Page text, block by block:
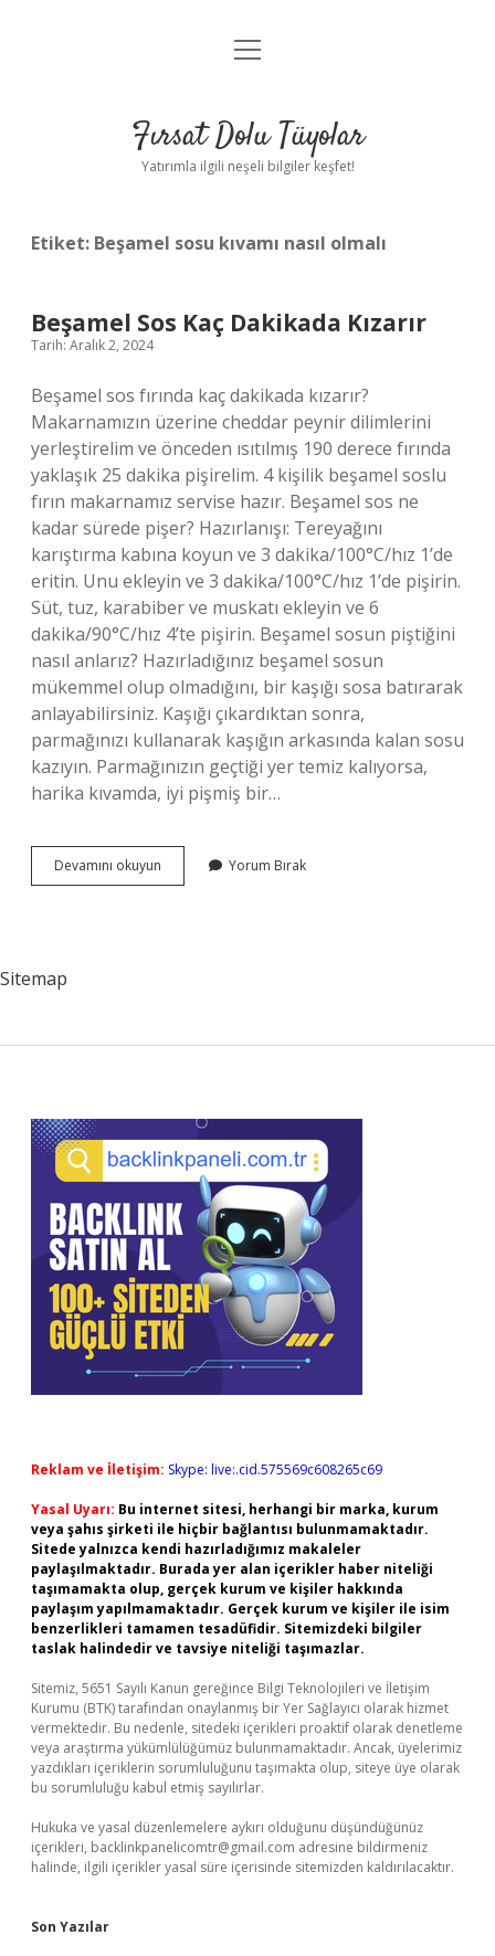
Gizlilik Politikası
Yasal Uyarı
menüyü
Fırsat Dolu Tüyolar
Yatırımla ilgili neşeli bilgiler keşfet!
Etiket: Beşamel sosu kıvamı nasıl olmalı
Beşamel Sos Kaç Dakikada Kızarır
Tarih: Aralık 2, 2024
Beşamel sos fırında kaç dakikada kızarır?
Makarnamızın üzerine cheddar peynir dilimlerini
yerleştirelim ve önceden ısıtılmış 190 derece fırında
yaklaşık 25 dakika pişirelim. 4 kişilik beşamel soslu
fırın makarnamız servise hazır. Beşamel sos ne
kadar sürede pişer? Hazırlanışı: Tereyağını
karıştırma kabına koyun ve 3 dakika/100°C/hız 1’de
eritin. Unu ekleyin ve 3 dakika/100°C/hız 1’de pişirin.
Süt, tuz, karabiber ve muskatı ekleyin ve 6
dakika/90°C/hız 4’te pişirin. Beşamel sosun piştiğini
nasıl anlarız? Hazırladığınız beşamel sosun
mükemmel olup olmadığını, bir kaşığı sosa batırarak
anlayabilirsiniz. Kaşığı çıkardıktan sonra,
parmağınızı kullanarak kaşığın arkasında kalan sosu
kazıyın. Parmağınızın geçtiği yer temiz kalıyorsa,
harika kıvamda, iyi pişmiş bir…
Devamını okuyun Beşamel
Sos
Yorum Bırak
Sitemap
Sidebar
Reklam ve İletişim: Skype: live:.cid.575569c608265c69
Yasal Uyarı: Bu internet sitesi, herhangi bir marka, kurum
veya şahıs şirketi ile hiçbir bağlantısı bulunmamaktadır.
Sitede yalnızca kendi hazırladığımız makaleler
paylaşılmaktadır. Burada yer alan içerikler haber niteliği
taşımamakta olup, gerçek kurum ve kişiler hakkında
paylaşım yapılmamaktadır. Gerçek kurum ve kişiler ile isim
benzerlikleri tamamen tesadüfidir. Sitemizdeki bilgiler
taslak halindedir ve tavsiye niteliği taşımazlar.
Sitemiz, 5651 Sayılı Kanun gereğince Bilgi Teknolojileri ve İletişim
Kurumu (BTK) tarafından onaylanmış bir Yer Sağlayıcı olarak hizmet
vermektedir. Bu nedenle, sitedeki içerikleri proaktif olarak denetleme
veya araştırma yükümlülüğümüz bulunmamaktadır. Ancak, üyelerimiz
yazdıkları içeriklerin sorumluluğunu taşımakta olup, siteye üye olarak
bu sorumluluğu kabul etmiş sayılırlar.
Hukuka ve yasal düzenlemelere aykırı olduğunu düşündüğünüz
içerikleri, backlinkpanelicomtr@gmail.com adresine bildirmeniz
halinde, ilgili içerikler yasal süre içerisinde sitemizden kaldırılacaktır.
Son Yazılar